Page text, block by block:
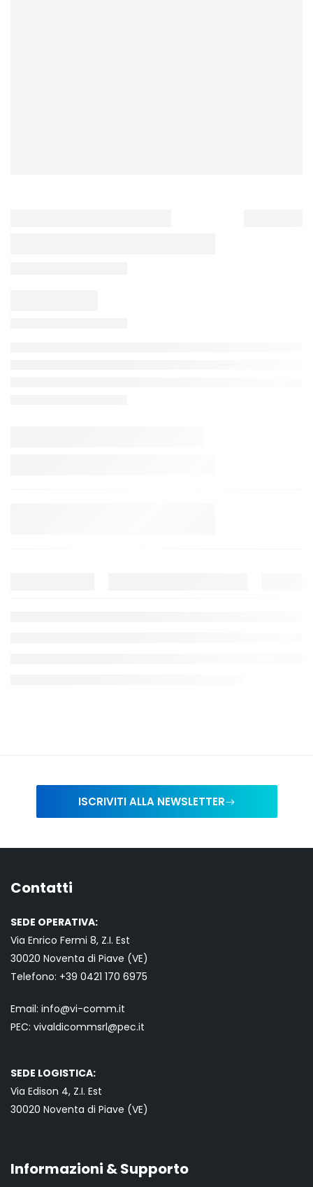
ISCRIVITI ALLA NEWSLETTER
Contatti
SEDE OPERATIVA:
Via Enrico Fermi 8, Z.I. Est
30020 Noventa di Piave (VE)
Telefono: +39 0421 170 6975
Email: info@vi-comm.it
PEC: vivaldicommsrl@pec.it
SEDE LOGISTICA:
Via Edison 4, Z.I. Est
30020 Noventa di Piave (VE)
Informazioni & Supporto